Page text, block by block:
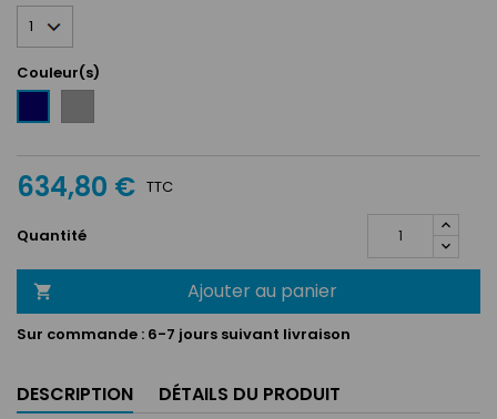
Couleur(s)
/
634,80 € TTC
Quantité
 Ajouter au panier
Sur commande : 6-7 jours suivant livraison
DESCRIPTION DÉTAILS DU PRODUIT